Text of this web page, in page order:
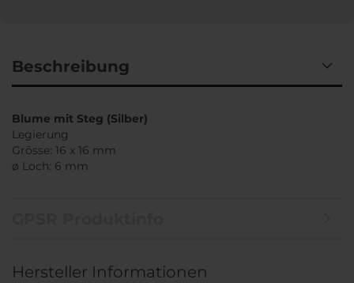
Beschreibung
Blume mit Steg (Silber)
Legierung
Grösse: 16 x 16 mm
ø Loch: 6 mm
Hersteller Informationen